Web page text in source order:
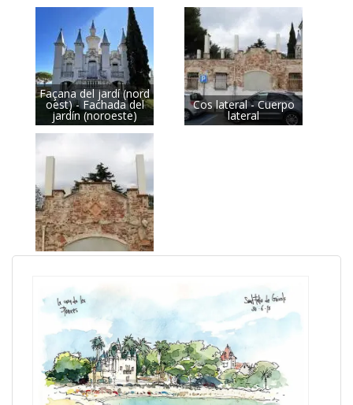
Façana del jardí (nord
oest) - Fachada del
jardín (noroeste)
Cos lateral - Cuerpo
lateral